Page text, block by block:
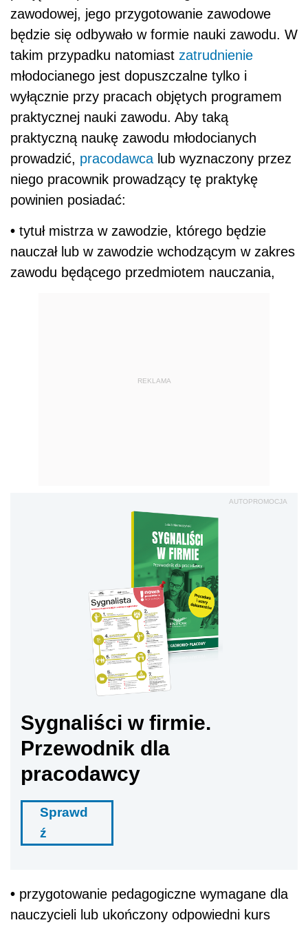
zawodowej, jego przygotowanie zawodowe
będzie się odbywało w formie nauki zawodu. W
takim przypadku natomiast zatrudnienie
młodocianego jest dopuszczalne tylko i
wyłącznie przy pracach objętych programem
praktycznej nauki zawodu. Aby taką
praktyczną naukę zawodu młodocianych
prowadzić, pracodawca lub wyznaczony przez
niego pracownik prowadzący tę praktykę
powinien posiadać:
• tytuł mistrza w zawodzie, którego będzie
nauczał lub w zawodzie wchodzącym w zakres
zawodu będącego przedmiotem nauczania,
REKLAMA
AUTOPROMOCJA
Sygnaliści w firmie.
Przewodnik dla
pracodawcy
Sprawd
ź
• przygotowanie pedagogiczne wymagane dla
nauczycieli lub ukończony odpowiedni kurs